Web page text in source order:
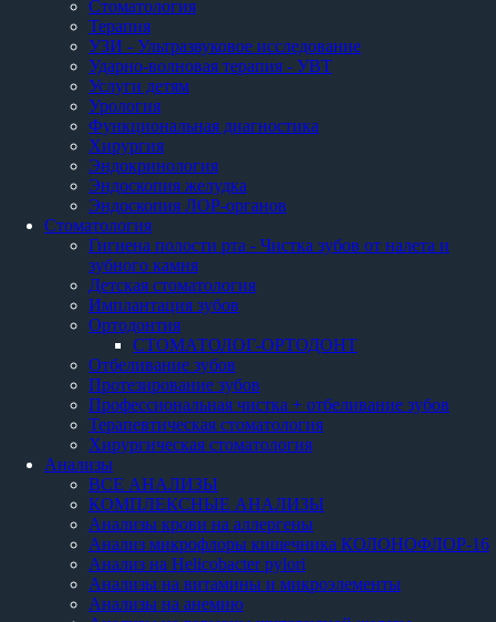
Стоматология
Терапия
УЗИ - Ультразвуковое исследование
Ударно-волновая терапия - УВТ
Услуги детям
Урология
Функциональная диагностика
Хирургия
Эндокринология
Эндоскопия желудка
Эндоскопия ЛОР-органов
Стоматология
Гигиена полости рта - Чистка зубов от налета и
зубного камня
Детская стоматология
Имплантация зубов
Ортодонтия
СТОМАТОЛОГ-ОРТОДОНТ
Отбеливание зубов
Протезирование зубов
Профессиональная чистка + отбеливание зубов
Терапевтическая стоматология
Хирургическая стоматология
Анализы
ВСЕ АНАЛИЗЫ
КОМПЛЕКСНЫЕ АНАЛИЗЫ
Анализы крови на аллергены
Анализ микрофлоры кишечника КОЛОНОФЛОР-16
Анализ на Helicobacter pylori
Анализы на витамины и микроэлементы
Анализы на анемию